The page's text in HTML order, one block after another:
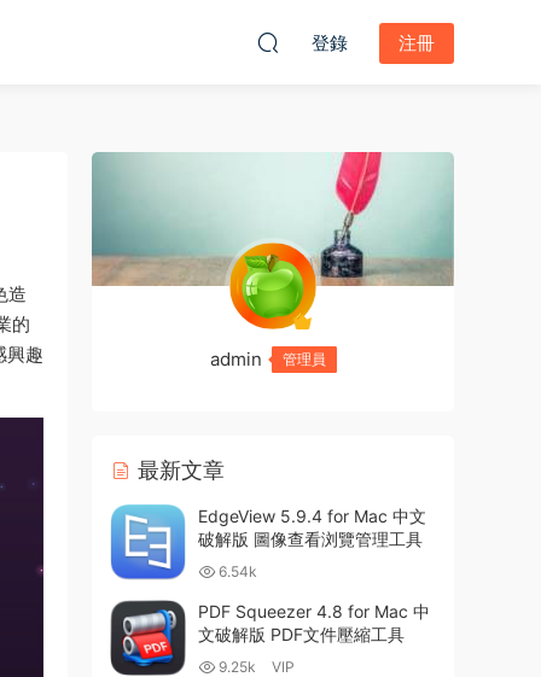
登錄 注冊
造
的
興趣
admin 管理員
最新文章
EdgeView 5.9.4 for Mac 中文
破解版 圖像查看浏覽管理工具
6.54k
PDF Squeezer 4.8 for Mac 中
文破解版 PDF文件壓縮工具
9.25k VIP